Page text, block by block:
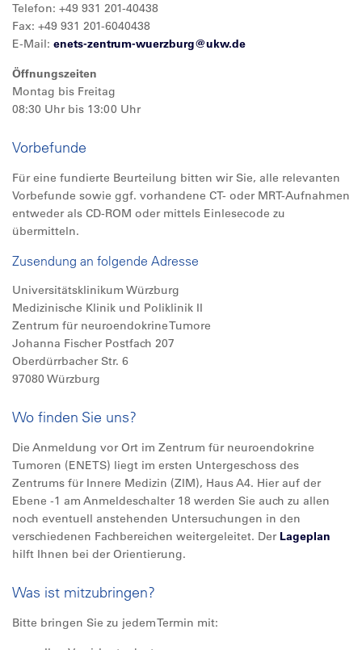
Telefon: +49 931 201-40438
Fax: +49 931 201-6040438
E-Mail: enets-zentrum-wuerzburg@ukw.de
Öffnungszeiten
Montag bis Freitag
08:30 Uhr bis 13:00 Uhr
Vorbefunde
Für eine fundierte Beurteilung bitten wir Sie, alle relevanten
Vorbefunde sowie ggf. vorhandene CT- oder MRT-Aufnahmen
entweder als CD-ROM oder mittels Einlesecode zu
übermitteln.
Zusendung an folgende Adresse
Universitätsklinikum Würzburg
Medizinische Klinik und Poliklinik II
Zentrum für neuroendokrine Tumore
Johanna Fischer Postfach 207
Oberdürrbacher Str. 6
97080 Würzburg
Wo finden Sie uns?
Die Anmeldung vor Ort im Zentrum für neuroendokrine
Tumoren (ENETS) liegt im ersten Untergeschoss des
Zentrums für Innere Medizin (ZIM), Haus A4. Hier auf der
Ebene -1 am Anmeldeschalter 18 werden Sie auch zu allen
noch eventuell anstehenden Untersuchungen in den
verschiedenen Fachbereichen weitergeleitet. Der Lageplan
hilft Ihnen bei der Orientierung.
Was ist mitzubringen?
Bitte bringen Sie zu jedem Termin mit: